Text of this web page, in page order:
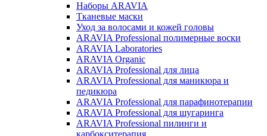
Наборы ARAVIA
Тканевые маски
Уход за волосами и кожей головы
ARAVIA Professional полимерные воски
ARAVIA Laboratories
ARAVIA Organic
ARAVIA Professional для лица
ARAVIA Professional для маникюра и
педикюра
ARAVIA Professional для парафинотерапии
ARAVIA Professional для шугаринга
ARAVIA Professional пилинги и
карбокситерапия